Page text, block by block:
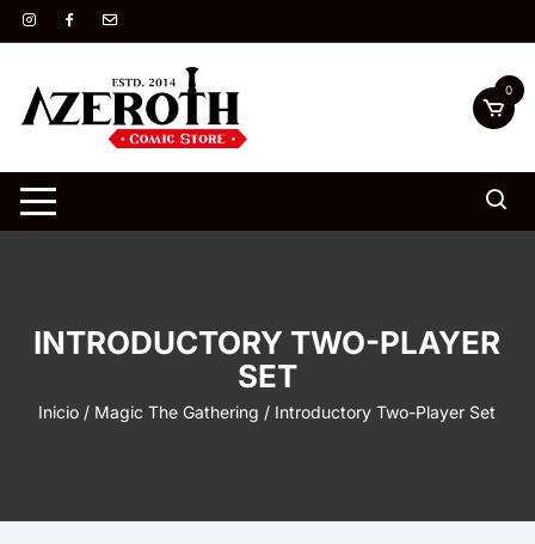
Saltar
al
0
INTRODUCTORY TWO-PLAYER
SET
Inicio / Magic The Gathering / Introductory Two-Player Set